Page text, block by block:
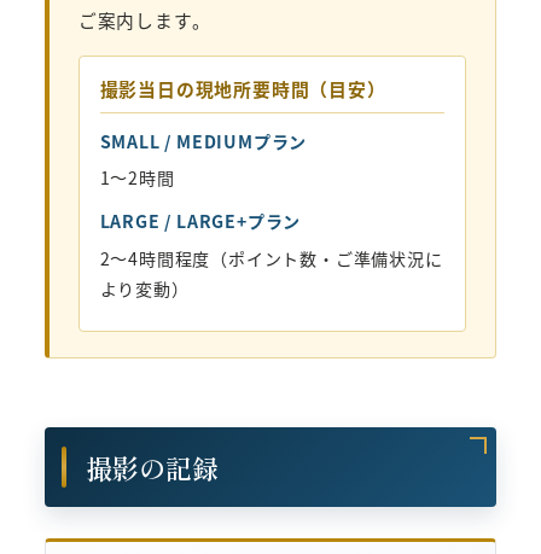
ご案内します。
撮影当日の現地所要時間（目安）
SMALL / MEDIUMプラン
1〜2時間
LARGE / LARGE+プラン
2〜4時間程度（ポイント数・ご準備状況に
より変動）
撮影の記録